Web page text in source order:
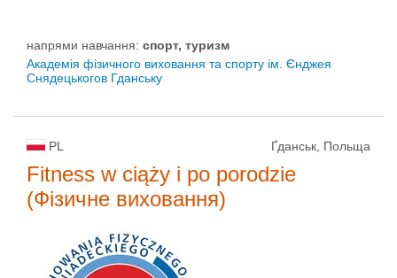
напрями навчання: спорт, туризм
Академія фізичного виховання та спорту ім. Єнджея
Снядецькогов Гданську
PL Ґданськ, Польща
Fitness w ciąży i po porodzie
(Фізичне виховання)